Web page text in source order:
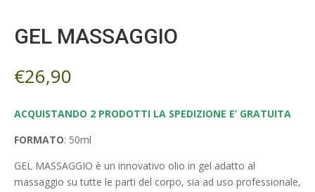
GEL MASSAGGIO
€26,90
ACQUISTANDO 2 PRODOTTI LA SPEDIZIONE E’ GRATUITA
FORMATO: 50ml
GEL MASSAGGIO è un innovativo olio in gel adatto al
massaggio su tutte le parti del corpo, sia ad uso professionale,